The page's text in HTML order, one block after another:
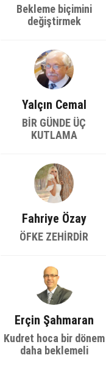
Bekleme biçimini
değiştirmek
Yalçın Cemal
BİR GÜNDE ÜÇ
KUTLAMA
Fahriye Özay
ÖFKE ZEHİRDİR
Erçin Şahmaran
Kudret hoca bir dönem
daha beklemeli